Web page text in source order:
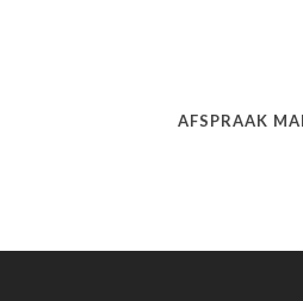
AFSPRAAK